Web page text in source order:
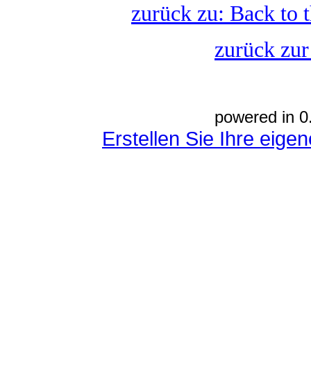
zurück zu: Back to
zurück
powered in
Erstellen Sie Ihre